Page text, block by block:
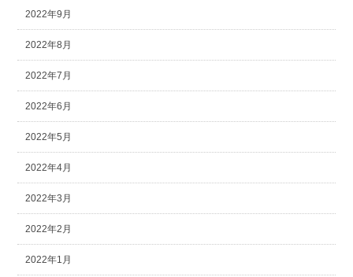
2022年9月
2022年8月
2022年7月
2022年6月
2022年5月
2022年4月
2022年3月
2022年2月
2022年1月